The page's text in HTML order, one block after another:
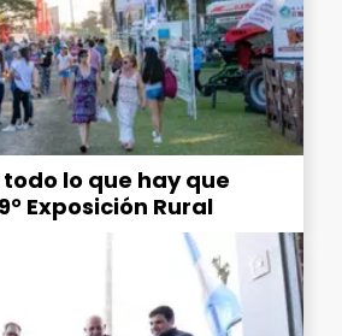
lo que hay que
Exposición Rural